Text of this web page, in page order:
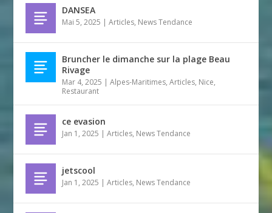
DANSEA
Mai 5, 2025 |Articles, News Tendance
Bruncher le dimanche sur la plage Beau
Rivage
Mar 4, 2025 |Alpes-Maritimes,Articles, Nice,
Restaurant
ce evasion
Jan 1, 2025 |Articles, News Tendance
jetscool
Jan 1, 2025 |Articles, News Tendance